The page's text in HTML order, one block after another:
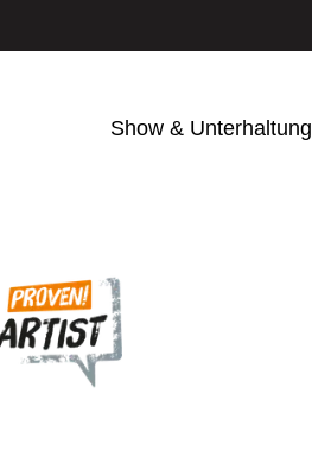
Show & Unterhaltung